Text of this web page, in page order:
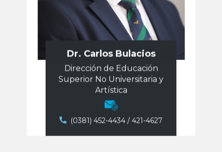
Dr. Carlos Bulacios
Dirección de Educación
Superior No Universitaria y
Artística
​(0381) 452-4434 / 421-4627